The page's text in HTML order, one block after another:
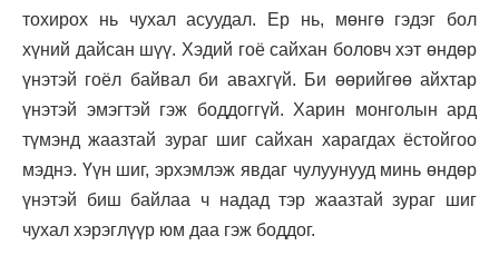
тохирох нь чухал асуудал. Ер нь, мөнгө гэдэг бол
хүний дайсан шүү. Хэдий гоё сайхан боловч хэт өндөр
үнэтэй гоёл байвал би авахгүй. Би өөрийгөө айхтар
үнэтэй эмэгтэй гэж боддоггүй. Харин монголын ард
түмэнд жаазтай зураг шиг сайхан харагдах ёстойгоо
мэднэ. Үүн шиг, эрхэмлэж явдаг чулуунууд минь өндөр
үнэтэй биш байлаа ч надад тэр жаазтай зураг шиг
чухал хэрэглүүр юм даа гэж боддог.